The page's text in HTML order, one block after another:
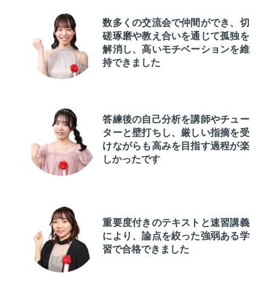
数多くの交流会で仲間ができ、切
磋琢磨や教え合いを通じて孤独を
解消し、高いモチベーションを維
持できました
答練後の自己分析を講師やチュー
ターと壁打ちし、厳しい指摘を受
けながらも高みを目指す過程が楽
しかったです
重要度付きのテキストと速習講義
により、論点を絞った強弱ある学
習で合格できました